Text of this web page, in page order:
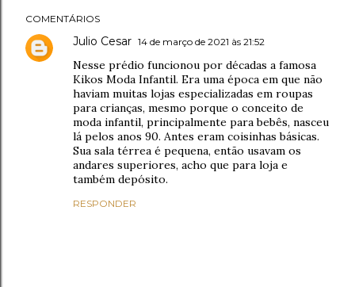
COMENTÁRIOS
Julio Cesar 14 de março de 2021 às 21:52
Nesse prédio funcionou por décadas a famosa
Kikos Moda Infantil. Era uma época em que não
haviam muitas lojas especializadas em roupas
para crianças, mesmo porque o conceito de
moda infantil, principalmente para bebês, nasceu
lá pelos anos 90. Antes eram coisinhas básicas.
Sua sala térrea é pequena, então usavam os
andares superiores, acho que para loja e
também depósito.
RESPONDER